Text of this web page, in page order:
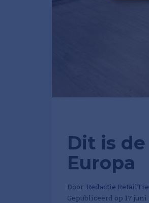
Dit is
Europa
Door: Redactie
Gepubliceerd op 17 juni